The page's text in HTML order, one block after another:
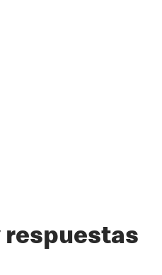
respuestas